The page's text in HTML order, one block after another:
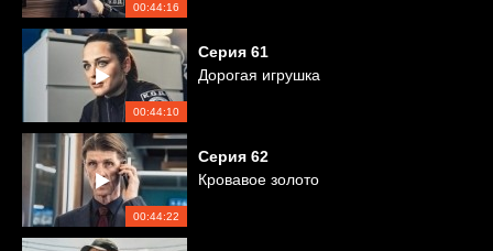
00:44:16
00:44:10
Серия 61
Дорогая игрушка
00:44:22
Серия 62
Кровавое золото